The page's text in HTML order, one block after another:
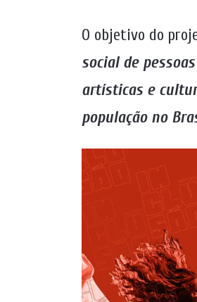
O objetivo do
social de
artísticas e
população no